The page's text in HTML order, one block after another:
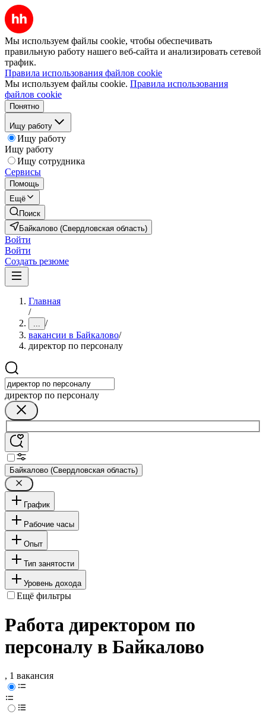
Мы используем файлы cookie, чтобы обеспечивать
правильную работу нашего веб-сайта и анализировать сетевой
трафик.
Правила использования файлов cookie
Мы используем файлы cookie. Правила использования
файлов cookie
Понятно
Ищу работу
Ищу работу
Ищу работу
Ищу сотрудника
Сервисы
Помощь
Ещё
Поиск
Байкалово (Свердловская область)
Войти
Войти
Создать резюме
Главная
/
... /
вакансии в Байкалово/
директор по персоналу
директор по персоналу
Байкалово (Свердловская область)
График
Рабочие часы
Опыт
Тип занятости
Уровень дохода
Ещё фильтры
Работа директором по
персоналу в Байкалово
, 1 вакансия